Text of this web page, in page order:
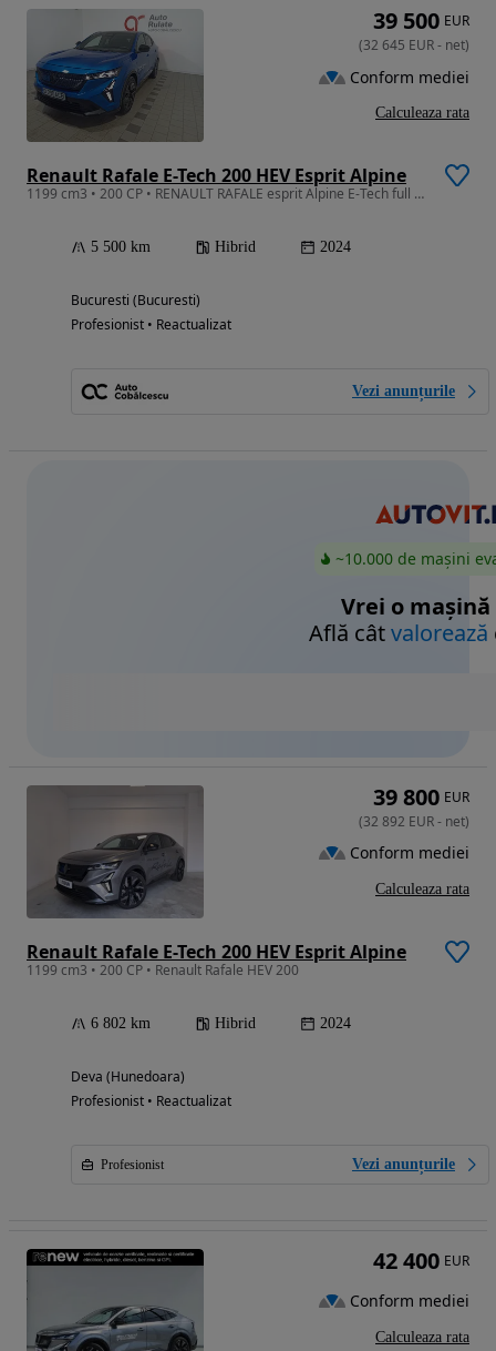
Renault Rafale E-Tech 200 HEV Esprit Alpine
1199 cm3 • 200 CP • RENAULT RAFALE esprit Alpine E-Tech full hybrid 200
5 500 km Hibrid 2024
Bucuresti (Bucuresti)
Profesionist • Reactualizat
Vezi anunțurile
39 500 EUR
(32 645 EUR- net)
Conform mediei
Calculeaza rata
~10.000 de mașini
Vrei o mașină
Află câtvalorează
Renault Rafale E-Tech 200 HEV Esprit Alpine
1199 cm3 • 200 CP • Renault Rafale HEV 200
6 802 km Hibrid 2024
Deva (Hunedoara)
Profesionist • Reactualizat
Profesionist Vezi anunțurile
39 800 EUR
(32 892 EUR- net)
Conform mediei
Calculeaza rata
42 400 EUR
Conform mediei
Calculeaza rata